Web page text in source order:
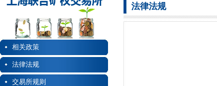
相关政策
法律法规
交易所规则
法律法规